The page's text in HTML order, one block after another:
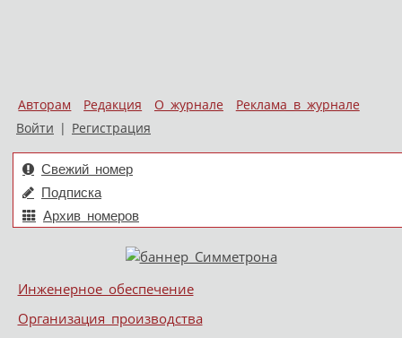
Авторам Редакция О журнале
Реклама в журнале
Войти | Регистрация
Свежий номер
Подписка
Архив номеров
Меню
Skip to content
Инженерное обеспечение
Организация производства